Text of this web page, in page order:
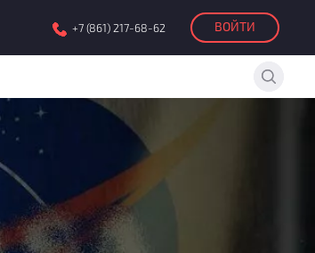
+7 (861) 217-68-62 ВОЙТИ